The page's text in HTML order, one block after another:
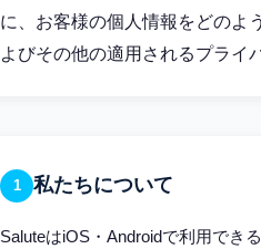
に、お客様の個人情報をどのよ
よびその他の適用されるプライ
1 私たちについて
SaluteはiOS・Androidで利用でき